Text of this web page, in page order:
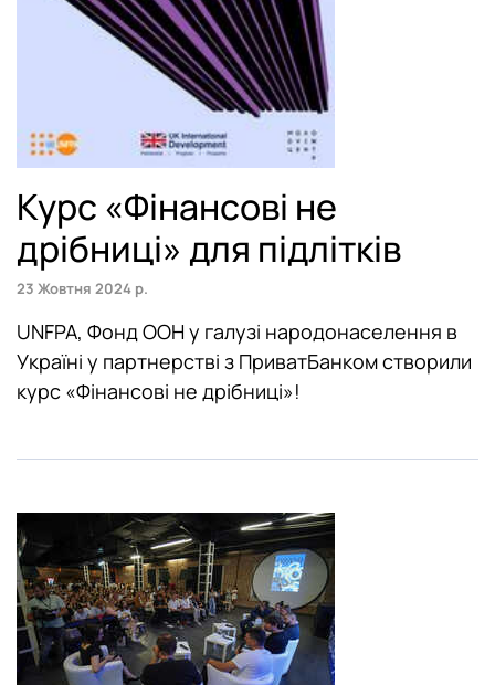
Курс «Фінансові не
дрібниці» для підлітків
23 Жовтня 2024 р.
UNFPA, Фонд ООН у галузі народонаселення в
Україні у партнерстві з ПриватБанком створили
курс «Фінансові не дрібниці»!